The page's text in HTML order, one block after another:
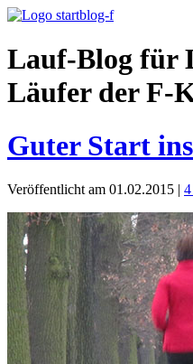
Lauf-Blog für
Läufer der F-
Guter Start
Veröffentlicht am 01.02.2015 |